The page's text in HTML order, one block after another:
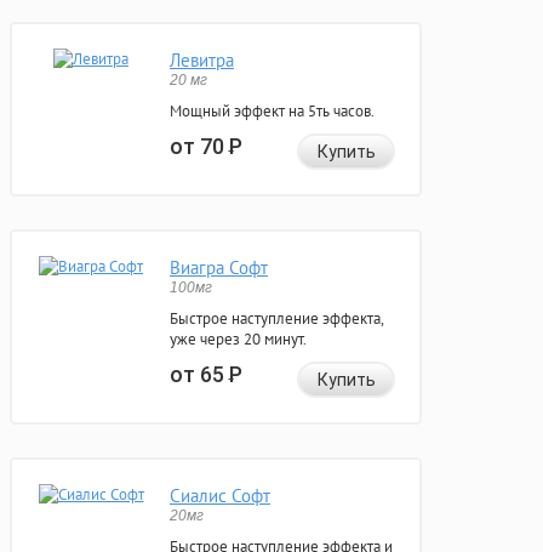
Левитра
20 мг
Мощный эффект на 5ть часов.
от 70Р Купить
Виагра Софт
100мг
Быстрое наступление эффекта,
уже через 20 минут.
от 65Р Купить
Сиалис Софт
20мг
Быстрое наступление эффекта и